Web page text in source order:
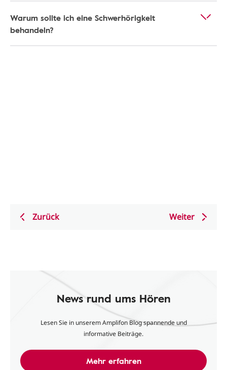
Warum sollte ich eine Schwerhörigkeit
behandeln?
Zurück Weiter
News rund ums Hören
Lesen Sie in unserem Amplifon Blog spannende und
informative Beiträge.
Mehr erfahren